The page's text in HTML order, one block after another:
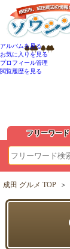
アルバムを見る
お気に入りを見る
プロフィール管理
閲覧履歴を見る
フリーワード
成田 グルメ TOP ＞